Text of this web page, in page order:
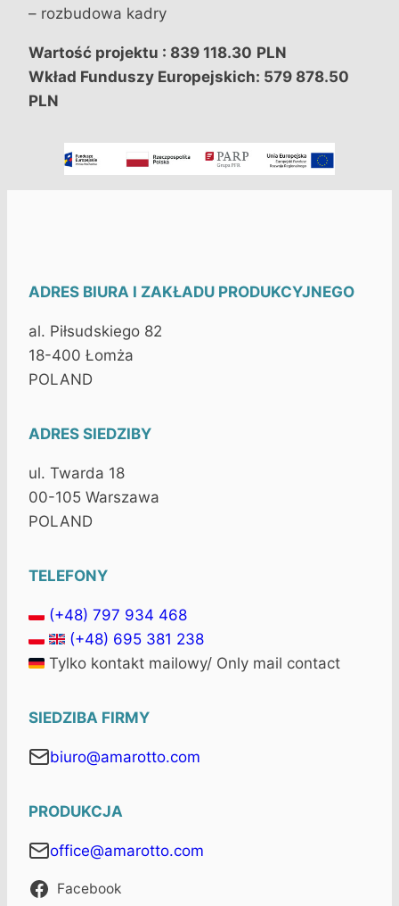
– rozbudowa kadry
Wartość projektu : 839 118.30 PLN
Wkład Funduszy Europejskich: 579 878.50
PLN
ADRES BIURA I ZAKŁADU PRODUKCYJNEGO
al. Piłsudskiego 82
18-400 Łomża
POLAND
ADRES SIEDZIBY
ul. Twarda 18
00-105 Warszawa
POLAND
TELEFONY
(+48) 797 934 468
(+48) 695 381 238
Tylko kontakt mailowy/ Only mail contact
SIEDZIBA FIRMY
biuro@amarotto.com
PRODUKCJA
office@amarotto.com
Facebook